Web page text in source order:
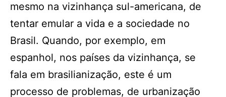
mesmo na vizinhança sul-americana, de
tentar emular a vida e a sociedade no
Brasil. Quando, por exemplo, em
espanhol, nos países da vizinhança, se
fala em brasilianização, este é um
processo de problemas, de urbanização